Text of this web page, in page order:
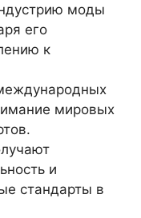
моды
его
к
мировых
и
стандарты в